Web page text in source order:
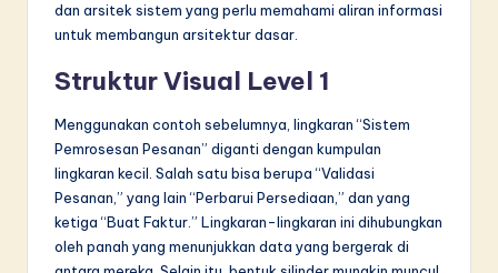
dan arsitek sistem yang perlu memahami aliran informasi
untuk membangun arsitektur dasar.
Struktur Visual Level 1
Menggunakan contoh sebelumnya, lingkaran “Sistem
Pemrosesan Pesanan” diganti dengan kumpulan
lingkaran kecil. Salah satu bisa berupa “Validasi
Pesanan,” yang lain “Perbarui Persediaan,” dan yang
ketiga “Buat Faktur.” Lingkaran-lingkaran ini dihubungkan
oleh panah yang menunjukkan data yang bergerak di